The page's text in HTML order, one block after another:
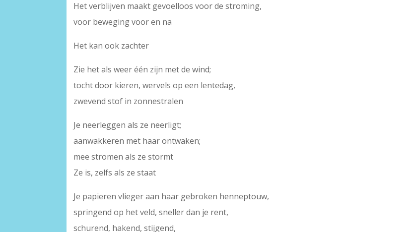
Het verblijven maakt gevoelloos voor de stroming,
voor beweging voor en na
Het kan ook zachter
Zie het als weer één zijn met de wind;
tocht door kieren, wervels op een lentedag,
zwevend stof in zonnestralen
Je neerleggen als ze neerligt;
aanwakkeren met haar ontwaken;
mee stromen als ze stormt
Ze is, zelfs als ze staat
Je papieren vlieger aan haar gebroken henneptouw,
springend op het veld, sneller dan je rent,
schurend, hakend, stijgend,